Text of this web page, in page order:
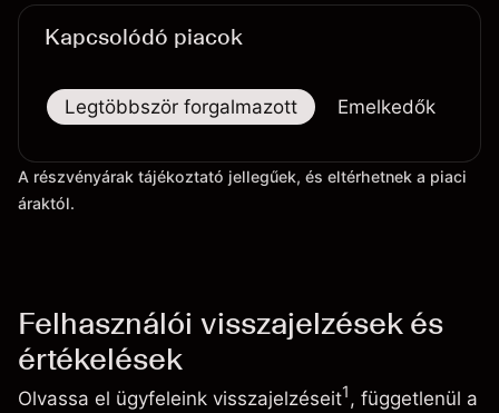
Kapcsolódó piacok
Legtöbbször forgalmazott Emelkedők
A részvényárak tájékoztató jellegűek, és eltérhetnek a piaci
áraktól.
Felhasználói visszajelzések és
értékelések
Olvassa el ügyfeleink visszajelzéseit1, függetlenül a